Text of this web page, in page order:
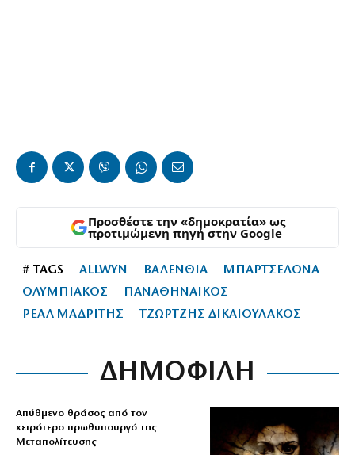
Προσθέστε την «δημοκρατία» ως
προτιμώμενη πηγή στην Google
# TAGS ALLWYN ΒΑΛΕΝΘΙΑ
ΜΠΑΡΤΣΕΛΟΝΑ
ΟΛΥΜΠΙΑΚΟΣ
ΠΑΝΑΘΗΝΑΙΚΟΣ
ΡΕΑΛ ΜΑΔΡΙΤΗΣ
ΤΖΩΡΤΖΗΣ ΔΙΚΑΙΟΥΛΑΚΟΣ
ΔΗΜΟΦΙΛΗ
Απύθμενο θράσος από τον
χειρότερο πρωθυπουργό της
Μεταπολίτευσης